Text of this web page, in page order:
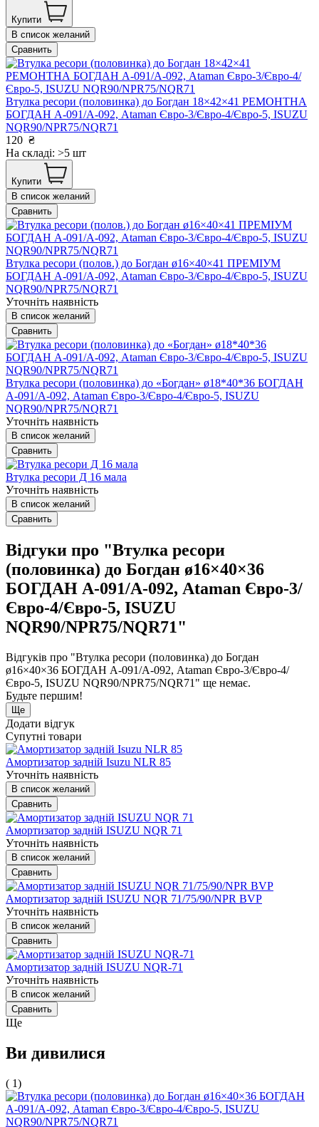
Купити
В список желаний
Сравнить
Втулка ресори (половинка) до Богдан 18×42×41 РЕМОНТНА
БОГДАН А-091/А-092, Ataman Євро-3/Євро-4/Євро-5, ISUZU
NQR90/NPR75/NQR71
120 ₴
На складі: >5 шт
Купити
В список желаний
Сравнить
Втулка ресори (полов.) до Богдан ø16×40×41 ПРЕМІУМ
БОГДАН А-091/А-092, Ataman Євро-3/Євро-4/Євро-5, ISUZU
NQR90/NPR75/NQR71
Уточніть наявність
В список желаний
Сравнить
Втулка ресори (половинка) до «Богдан» ø18*40*36 БОГДАН
А-091/А-092, Ataman Євро-3/Євро-4/Євро-5, ISUZU
NQR90/NPR75/NQR71
Уточніть наявність
В список желаний
Сравнить
Втулка ресори Д 16 мала
Уточніть наявність
В список желаний
Сравнить
Відгуки про "Втулка ресори
(половинка) до Богдан ø16×40×36
БОГДАН А-091/А-092, Ataman Євро-3/
Євро-4/Євро-5, ISUZU
NQR90/NPR75/NQR71"
Відгуків про "Втулка ресори (половинка) до Богдан
ø16×40×36 БОГДАН А-091/А-092, Ataman Євро-3/Євро-4/
Євро-5, ISUZU NQR90/NPR75/NQR71" ще немає.
Будьте першим!
Ще
Додати відгук
Супутні товари
Амортизатор задній Isuzu NLR 85
Уточніть наявність
В список желаний
Сравнить
Амортизатор задній ISUZU NQR 71
Уточніть наявність
В список желаний
Сравнить
Амортизатор задній ISUZU NQR 71/75/90/NPR BVP
Уточніть наявність
В список желаний
Сравнить
Амортизатор задній ISUZU NQR-71
Уточніть наявність
В список желаний
Сравнить
Ще
Ви дивилися
( 1)